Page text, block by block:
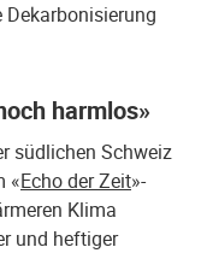
harmlos»
südlichen Schweiz
«Echo der Zeit»-
Klima
und heftiger